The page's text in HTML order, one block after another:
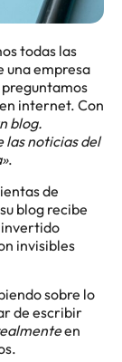
todas las
una empresa
preguntamos
internet. Con
blog.
las noticias del
.
de
blog recibe
invertido
invisibles
sobre lo
de escribir
en